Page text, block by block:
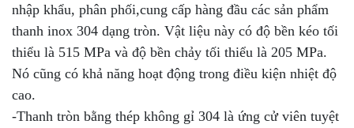
nhập khẩu, phân phối,cung cấp hàng đầu các sản phẩm
thanh inox 304 dạng tròn. Vật liệu này có độ bền kéo tối
thiểu là 515 MPa và độ bền chảy tối thiểu là 205 MPa.
Nó cũng có khả năng hoạt động trong điều kiện nhiệt độ
cao.
-Thanh tròn bằng thép không gỉ 304 là ứng cử viên tuyệt